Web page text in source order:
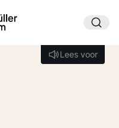
Lees voor
Lees voor